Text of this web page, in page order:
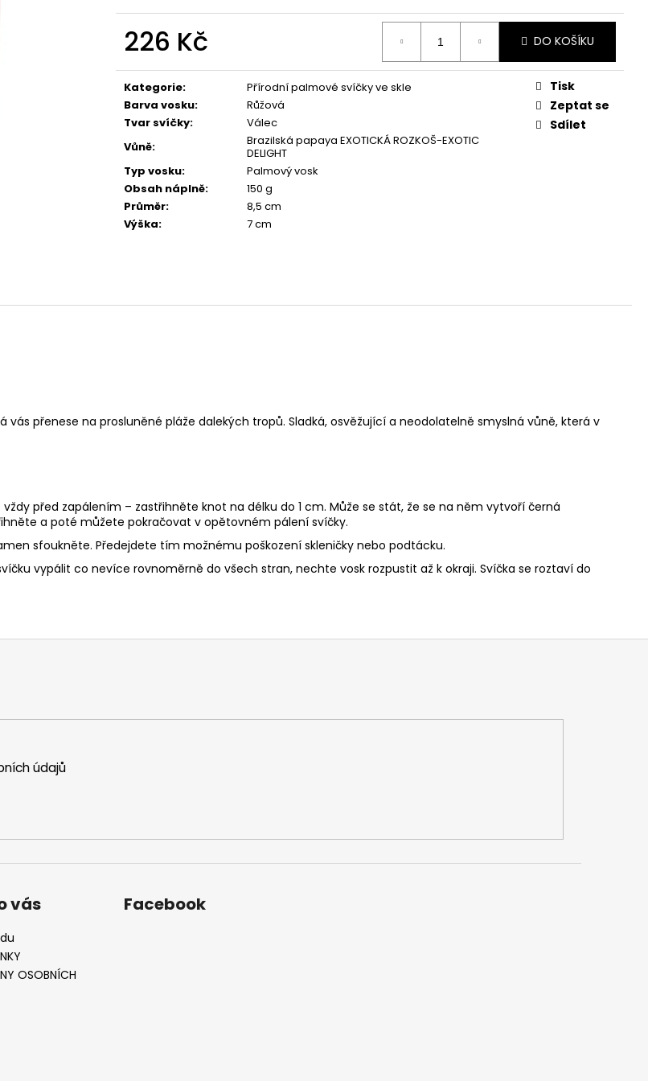
226 Kč
cena:
DO KOŠÍKU
Kategorie:
Přírodní palmové svíčky ve skle
Barva vosku:
Růžová
Tvar svíčky:
Válec
Vůně:
Brazilská papaya EXOTICKÁ ROZKOŠ-EXOTIC
DELIGHT
Typ vosku:
Palmový vosk
Obsah náplně:
150 g
Průměr:
8,5 cm
Výška: 7 cm
Tisk
Zeptat se
Sdílet
vás přenese na prosluněné pláže dalekých tropů. Sladká, osvěžující a neodolatelně smyslná vůně, která v
před zapálením – zastřihněte knot na délku do 1 cm. Může se stát, že se na něm vytvoří černá
a poté můžete pokračovat v opětovném pálení svíčky.
sfoukněte. Předejdete tím možnému poškození skleničky nebo podtácku.
vypálit co nevíce rovnoměrně do všech stran, nechte vosk rozpustit až k okraji. Svíčka se roztaví do
SVÍČKA SÓJOVÁ -
10 KS ČAJOVÝCH
- HEBKÁ LINIE-DEEP
AROMKA - MINI WHISKOVKA, 90 ML -
VANILKA
99 Kč
údajů
vás
OSOBNÍCH
Facebook